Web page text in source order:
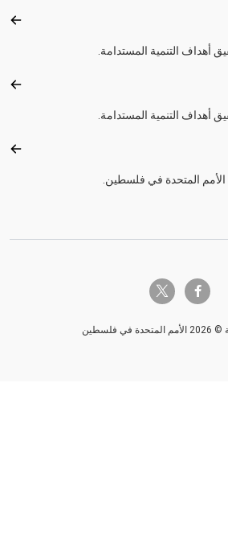
أهداف التنمية المستدامة.
أهداف التنمية المستدامة.
المتحدة في فلسطين.
facebook-f
twitter-x
فلسطين